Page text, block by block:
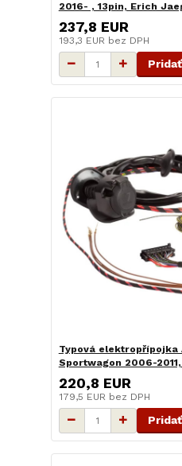
2016- , 13pin, Erich
237,8 EUR
193,3 EUR bez DPH
Typová elektropřípojka
Sportwagon 2006-
220,8 EUR
179,5 EUR bez DPH